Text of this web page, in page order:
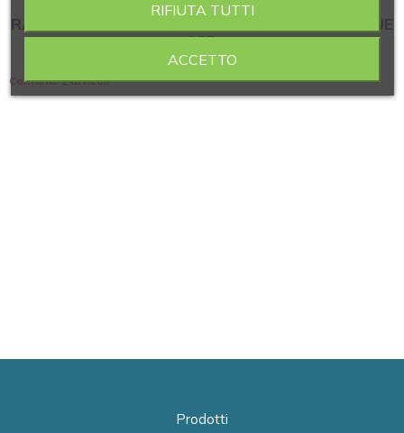
RACCORDI DI COLLEGAMENTO MULTIPLO A DUE
VIE
Contiene 2 articoli
Prodotti
RIFIUTA TUTTI
ACCETTO